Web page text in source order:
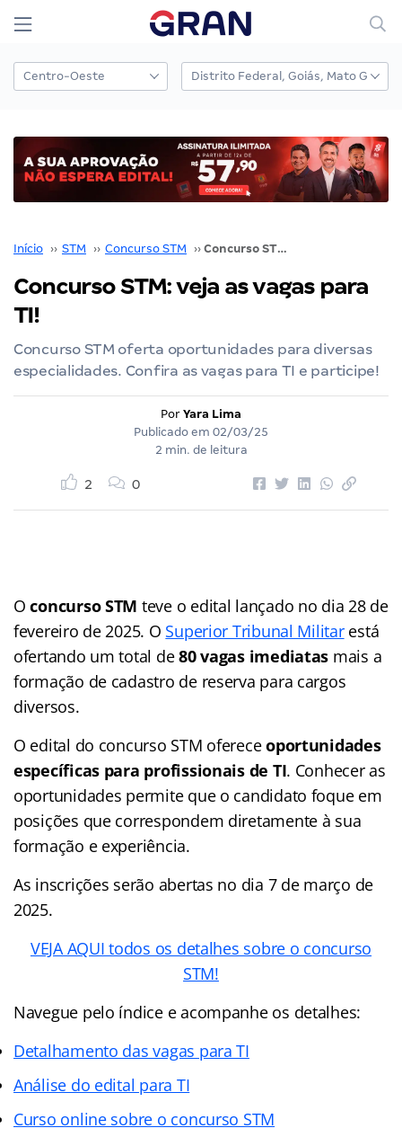
Início ›› STM ›› Concurso STM ›› Concurso STM: veja as vagas para TI!
Concurso STM: veja as vagas para
TI!
Concurso STM oferta oportunidades para diversas
especialidades. Confira as vagas para TI e participe!
Por Yara Lima
Publicado em 02/03/25
2 min. de leitura
2 0
Oconcurso STM teve o edital lançado no dia 28 de
fevereiro de 2025. O Superior Tribunal Militarestá
ofertando um total de80 vagas imediatas mais a
formação de cadastro de reserva para cargos
diversos.
O edital do concurso STM ofereceoportunidades
específicas para profissionais de TI. Conhecer as
oportunidades permite que o candidato foque em
posições que correspondem diretamente à sua
formação e experiência.
As inscrições serão abertas no dia 7 de março de
2025.
VEJA AQUI todos os detalhes sobre o concurso
STM!
Navegue pelo índice e acompanhe os detalhes:
Detalhamento das vagas para TI
Análise do edital para TI
Curso online sobre o concurso STM